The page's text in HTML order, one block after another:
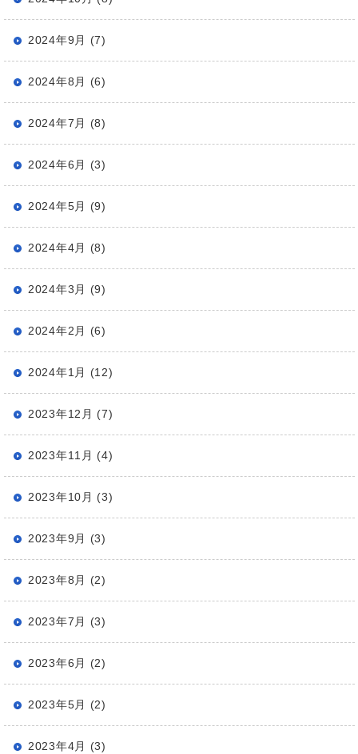
2024年9月 (7)
2024年8月 (6)
2024年7月 (8)
2024年6月 (3)
2024年5月 (9)
2024年4月 (8)
2024年3月 (9)
2024年2月 (6)
2024年1月 (12)
2023年12月 (7)
2023年11月 (4)
2023年10月 (3)
2023年9月 (3)
2023年8月 (2)
2023年7月 (3)
2023年6月 (2)
2023年5月 (2)
2023年4月 (3)